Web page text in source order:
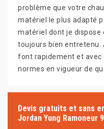
problème que votre
matériel le plus adapté
matériel dont je dispose
toujours bien entretenu.
font rapidement et
normes en vigueur de
Devis gratuits et sans
Jordan Yung Ramoneur